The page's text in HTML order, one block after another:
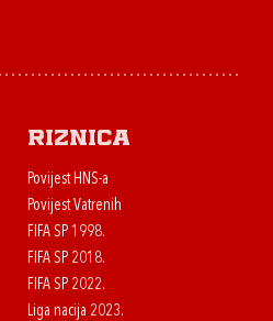
Riznica
Povijest HNS-a
Povijest Vatrenih
FIFA SP 1998.
FIFA SP 2018.
FIFA SP 2022.
Liga nacija 2023.